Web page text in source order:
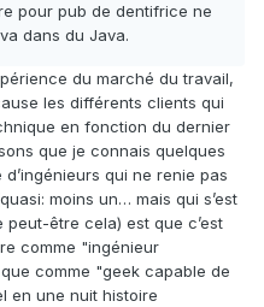
pour pub de dentifrice ne
dans du Java.
du marché du travail,
les différents clients qui
en fonction du dernier
que je connais quelques
qui ne renie pas
moins un… mais qui s’est
être cela) est que c’est
comme "ingénieur
comme "geek capable de
en une nuit histoire